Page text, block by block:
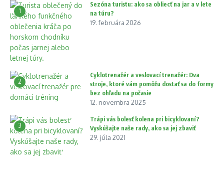
1
Sezóna turistu: ako sa obliecť na jar a v lete
na túru?
19. februára 2026
2
Cyklotrenažér a veslovací trenažér: Dva
stroje, ktoré vám pomôžu dostať sa do formy
bez ohľadu na počasie
12. novembra 2025
3
Trápi vás bolesť kolena pri bicyklovaní?
Vyskúšajte naše rady, ako sa jej zbaviť
29. júla 2021